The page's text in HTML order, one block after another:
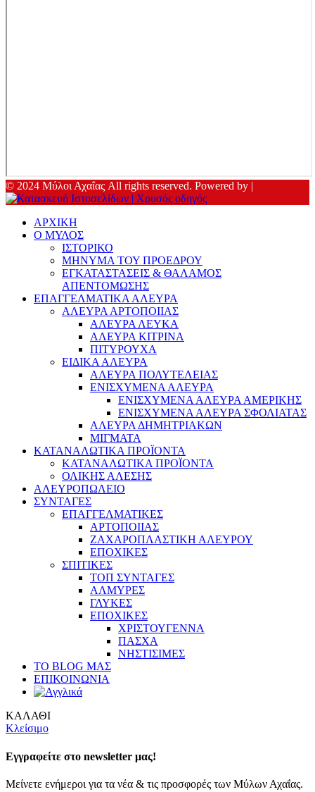
© 2024 Μύλοι Αχαΐας All rights reserved. Powered by |
ΑΡΧΙΚΗ
Ο ΜΥΛΟΣ
ΙΣΤΟΡΙΚΟ
ΜΗΝΥΜΑ ΤΟΥ ΠΡΟΕΔΡΟΥ
ΕΓΚΑΤΑΣΤΑΣΕΙΣ & ΘΑΛΑΜΟΣ
ΑΠΕΝΤΟΜΩΣΗΣ
ΕΠΑΓΓΕΛΜΑΤΙΚΑ ΑΛΕΥΡΑ
ΑΛΕΥΡΑ ΑΡΤΟΠΟΙΙΑΣ
ΑΛΕΥΡΑ ΛΕΥΚΑ
ΑΛΕΥΡΑ ΚΙΤΡΙΝΑ
ΠΙΤΥΡΟΥΧΑ
ΕΙΔΙΚΑ ΑΛΕΥΡΑ
ΑΛΕΥΡΑ ΠΟΛΥΤΕΛΕΙΑΣ
ΕΝΙΣΧΥΜΕΝΑ ΑΛΕΥΡΑ
ΕΝΙΣΧΥΜΕΝΑ ΑΛΕΥΡΑ ΑΜΕΡΙΚΗΣ
ΕΝΙΣΧΥΜΕΝΑ ΑΛΕΥΡΑ ΣΦΟΛΙΑΤΑΣ
ΑΛΕΥΡΑ ΔΗΜΗΤΡΙΑΚΩΝ
ΜΙΓΜΑΤΑ
ΚΑΤΑΝΑΛΩΤΙΚΑ ΠΡΟΪΟΝΤΑ
ΚΑΤΑΝΑΛΩΤΙΚΑ ΠΡΟΪΟΝΤΑ
ΟΛΙΚΗΣ ΑΛΕΣΗΣ
ΑΛΕΥΡΟΠΩΛΕΙΟ
ΣΥΝΤΑΓΕΣ
ΕΠΑΓΓΕΛΜΑΤΙΚΕΣ
ΑΡΤΟΠΟΙΙΑΣ
ΖΑΧΑΡΟΠΛΑΣΤΙΚΗ ΑΛΕΥΡΟΥ
ΕΠΟΧΙΚΕΣ
ΣΠΙΤΙΚΕΣ
ΤΟΠ ΣΥΝΤΑΓΕΣ
ΑΛΜΥΡΕΣ
ΓΛΥΚΕΣ
ΕΠΟΧΙΚΕΣ
ΧΡΙΣΤΟΥΓΕΝΝΑ
ΠΑΣΧΑ
ΝΗΣΤΙΣΙΜΕΣ
ΤΟ BLOG ΜΑΣ
ΕΠΙΚΟΙΝΩΝΙΑ
ΚΑΛΑΘΙ
Κλείσιμο
Εγγραφείτε στο newsletter μας!
Μείνετε ενήμεροι για τα νέα & τις προσφορές των Μύλων Αχαΐας.